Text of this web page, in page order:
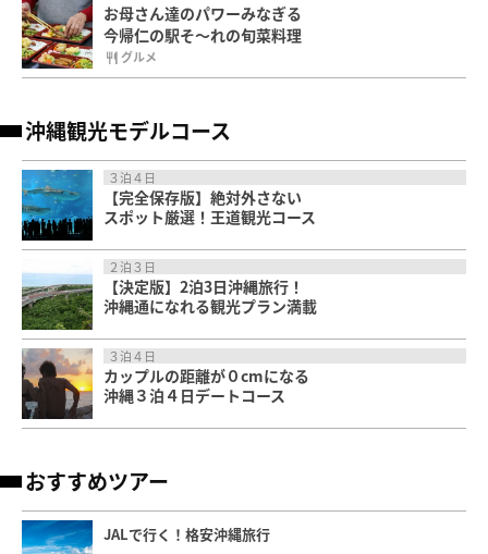
お母さん達のパワーみなぎる
今帰仁の駅そ～れの旬菜料理
グルメ
沖縄観光モデルコース
３泊４日
【完全保存版】絶対外さない
スポット厳選！王道観光コース
２泊３日
【決定版】2泊3日沖縄旅行！
沖縄通になれる観光プラン満載
３泊４日
カップルの距離が０cmになる
沖縄３泊４日デートコース
おすすめツアー
JALで行く！格安沖縄旅行